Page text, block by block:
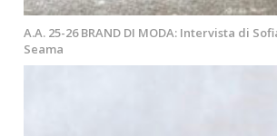
A.A. 25-26 BRAND DI MODA: Intervista di
Seama